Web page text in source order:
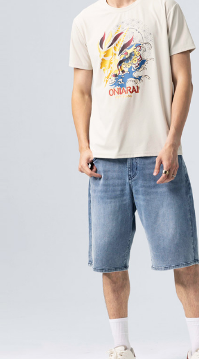
款買賣價金債權
2.基於同意付款
資料（包含姓名、
用，由本公司與您
3.完整用戶服務條
先享後付繳納相關
※ 交易是否成功
是否繳費成功／
付客戶支援中心」
【注意事項】
１．透過由恩沛科
交易，需依本服務
求債權轉讓予恩沛
２．關於個人資
https://aftee.tw/
３．未成年的使
「AFTEE先享後
４．使用「AFTEE
即時審查核予不同
結果請求用戶進行
５．嚴禁一人註冊
形，恩沛科技股份
每筆NT$60，滿
付款後萊爾富取貨
每筆NT$60，滿
7-11取貨付款
每筆NT$80，滿
付款後7-11取貨
每筆NT$80，滿
每筆NT$100，滿
海外配送